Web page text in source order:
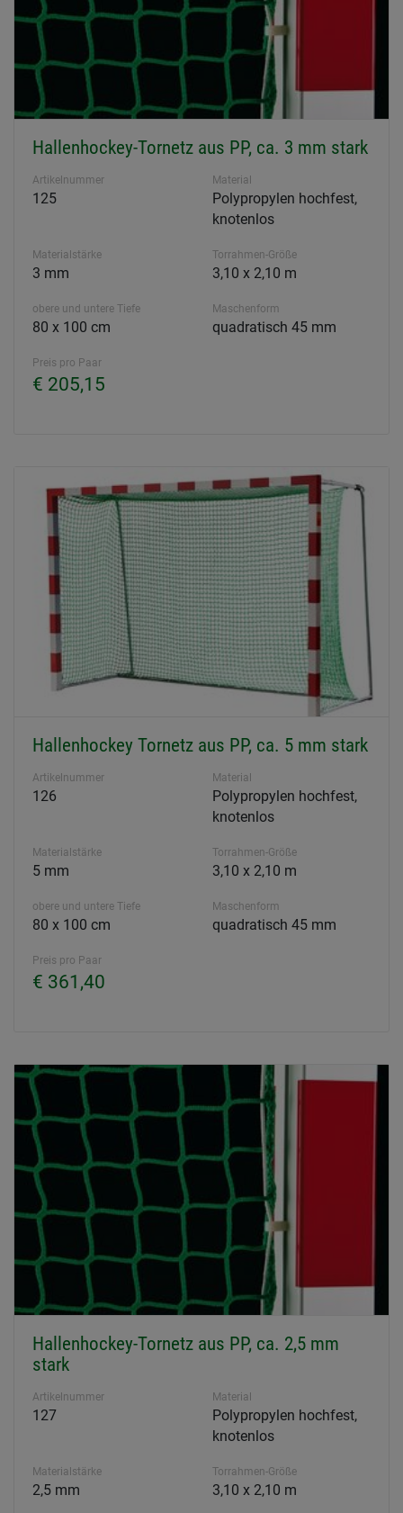
Hallenhockey-Tornetz aus PP, ca. 3 mm stark
Artikelnummer
125
Material
Polypropylen hochfest,
knotenlos
Materialstärke
3 mm
Torrahmen-Größe
3,10 x 2,10 m
obere und untere Tiefe
80 x 100 cm
Maschenform
quadratisch 45 mm
Preis pro Paar
€ 205,15
Hallenhockey Tornetz aus PP, ca. 5 mm stark
Artikelnummer
126
Material
Polypropylen hochfest,
knotenlos
Materialstärke
5 mm
Torrahmen-Größe
3,10 x 2,10 m
obere und untere Tiefe
80 x 100 cm
Maschenform
quadratisch 45 mm
Preis pro Paar
€ 361,40
Hallenhockey-Tornetz aus PP, ca. 2,5 mm
stark
Artikelnummer
127
Material
Polypropylen hochfest,
knotenlos
Materialstärke
2,5 mm
Torrahmen-Größe
3,10 x 2,10 m